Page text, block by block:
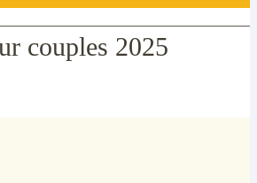
couples 2025